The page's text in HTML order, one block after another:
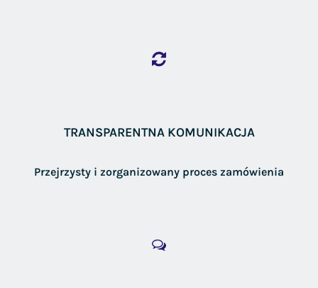
TRANSPARENTNA KOMUNIKACJA
Przejrzysty i zorganizowany proces zamówienia